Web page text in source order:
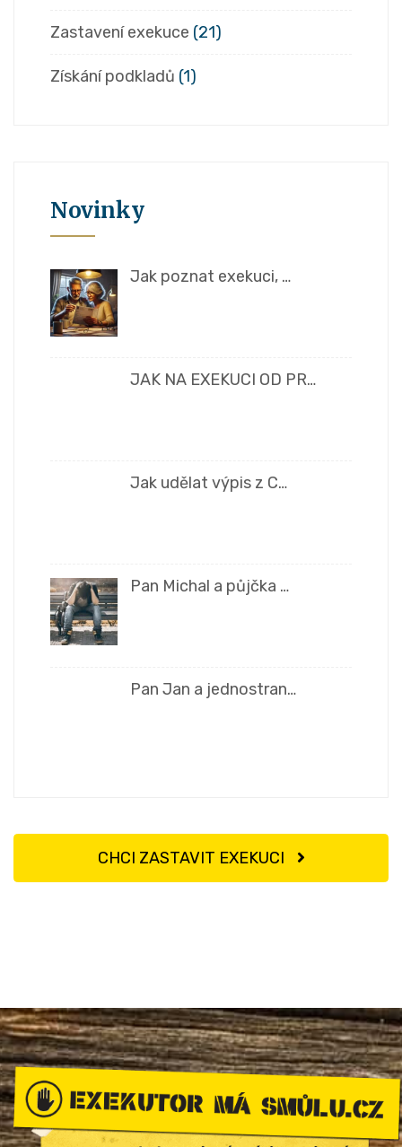
Zastavení exekuce (21)
Získání podkladů (1)
Novinky
Jak poznat exekuci, …
JAK NA EXEKUCI OD PR…
Jak udělat výpis z C…
Pan Michal a půjčka …
Pan Jan a jednostran…
CHCI ZASTAVIT EXEKUCI